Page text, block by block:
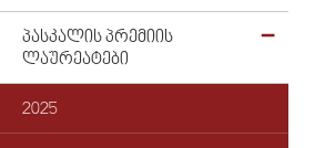
ᲞᲐᲡᲙᲐᲚᲘᲡ ᲞᲠᲔᲛᲘᲘᲡ
ᲚᲐᲣᲠᲔᲐᲢᲔᲑᲘ
2025